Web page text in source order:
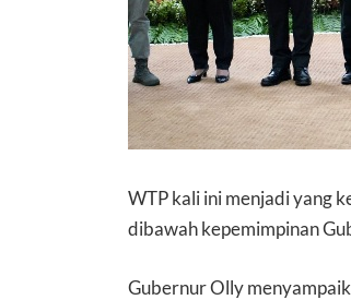
WTP kali ini menjadi yang
dibawah kepemimpinan
Gubernur Olly